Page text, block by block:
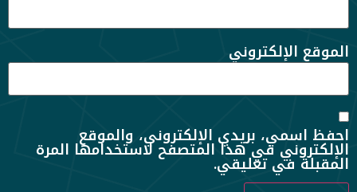
الموقع الإلكتروني
احفظ اسمي، بريدي الإلكتروني، والموقع
الإلكتروني في هذا المتصفح لاستخدامها المرة
المقبلة في تعليقي.